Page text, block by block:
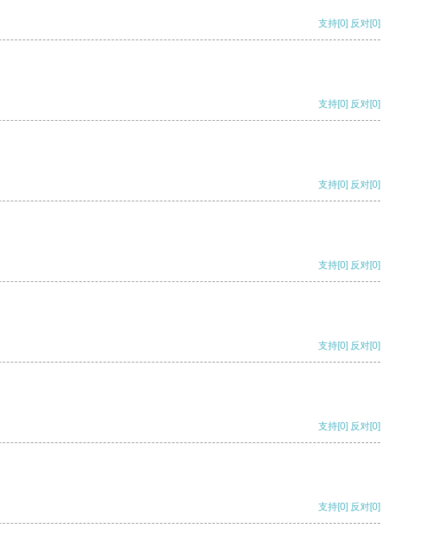
支持[0] 反对[0]
支持[0] 反对[0]
支持[0] 反对[0]
支持[0] 反对[0]
支持[0] 反对[0]
支持[0] 反对[0]
支持[0] 反对[0]